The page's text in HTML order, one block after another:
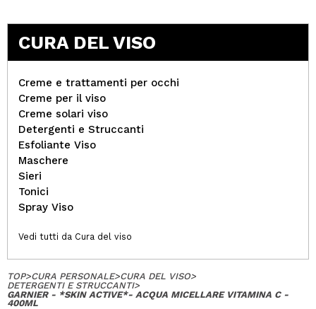
CURA DEL VISO
Creme e trattamenti per occhi
Creme per il viso
Creme solari viso
Detergenti e Struccanti
Esfoliante Viso
Maschere
Sieri
Tonici
Spray Viso
Vedi tutti da Cura del viso
TOP>CURA PERSONALE>CURA DEL VISO>
DETERGENTI E STRUCCANTI>
GARNIER - *SKIN ACTIVE*- ACQUA MICELLARE VITAMINA C -
400ML